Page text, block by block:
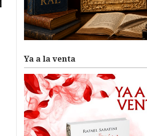
Ya a la venta